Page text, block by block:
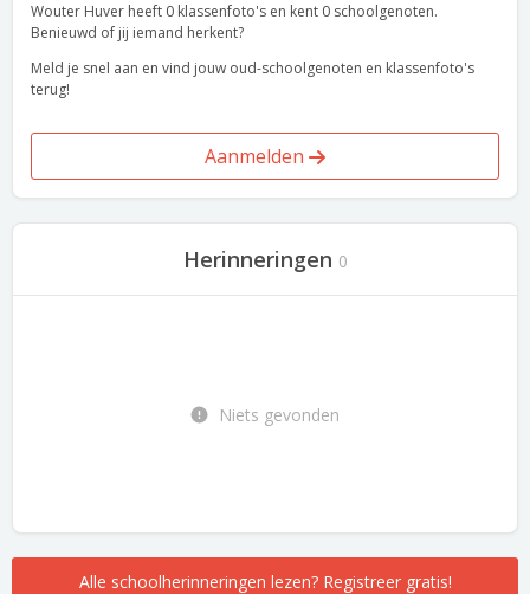
Wouter Huver heeft 0 klassenfoto's en kent 0 schoolgenoten.
Benieuwd of jij iemand herkent?
Meld je snel aan en vind jouw oud-schoolgenoten en klassenfoto's
terug!
Aanmelden
Herinneringen 0
Niets gevonden
Alle schoolherinneringen lezen? Registreer gratis!